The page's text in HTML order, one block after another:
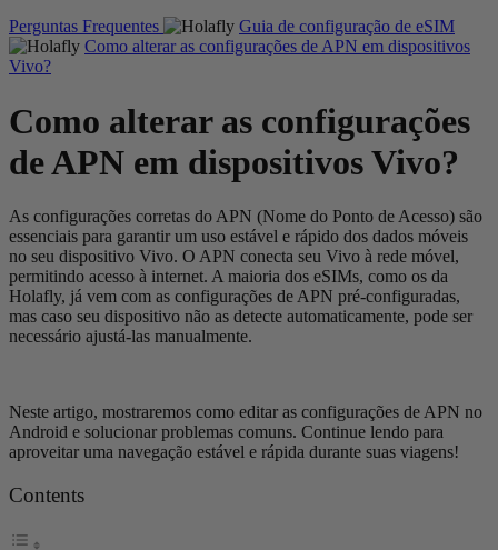
Perguntas Frequentes
Guia de configuração de eSIM
Como alterar as configurações de APN em dispositivos
Vivo?
Como alterar as configurações
de APN em dispositivos Vivo?
As configurações corretas do APN (Nome do Ponto de Acesso) são
essenciais para garantir um uso estável e rápido dos dados móveis
no seu dispositivo Vivo. O APN conecta seu Vivo à rede móvel,
permitindo acesso à internet. A maioria dos eSIMs, como os da
Holafly, já vem com as configurações de APN pré-configuradas,
mas caso seu dispositivo não as detecte automaticamente, pode ser
necessário ajustá-las manualmente.
Neste artigo, mostraremos como editar as configurações de APN no
Android e solucionar problemas comuns. Continue lendo para
aproveitar uma navegação estável e rápida durante suas viagens!
Contents